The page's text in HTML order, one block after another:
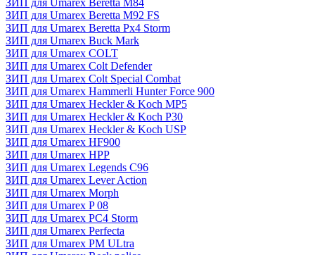
ЗИП для Umarex Beretta M84
ЗИП для Umarex Beretta M92 FS
ЗИП для Umarex Beretta Px4 Storm
ЗИП для Umarex Buck Mark
ЗИП для Umarex COLT
ЗИП для Umarex Colt Defender
ЗИП для Umarex Colt Special Combat
ЗИП для Umarex Hammerli Hunter Force 900
ЗИП для Umarex Heckler & Koch MP5
ЗИП для Umarex Heckler & Koch P30
ЗИП для Umarex Heckler & Koch USP
ЗИП для Umarex HF900
ЗИП для Umarex HPP
ЗИП для Umarex Legends C96
ЗИП для Umarex Lever Action
ЗИП для Umarex Morph
ЗИП для Umarex P 08
ЗИП для Umarex PC4 Storm
ЗИП для Umarex Perfecta
ЗИП для Umarex PM ULtra